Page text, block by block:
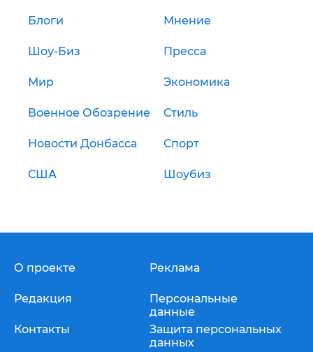
Блоги Мнение
Шоу-Биз Пресса
Мир Экономика
Военное Обозрение Стиль
Новости Донбасса Спорт
США Шоубиз
О проекте
Редакция
Контакты
Реклама
Персональные
данные
Защита персональных
данных